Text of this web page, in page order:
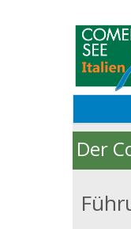
Der